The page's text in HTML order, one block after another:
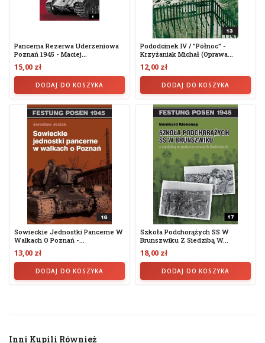
Pancerna Rezerwa Uderzeniowa
Poznań 1945 - Maciej...
15,00 zł
DODAJ DO KOSZYKA
Pododcinek IV / "Północ" -
Krzyżaniak Michał (oprawa...
12,00 zł
DODAJ DO KOSZYKA
Sowieckie Jednostki Pancerne W
Walkach O Poznań -...
13,00 zł
DODAJ DO KOSZYKA
Szkoła Podchorążych SS W
Brunszwiku Z Siedzibą W...
18,00 zł
DODAJ DO KOSZYKA
Inni Kupili Również